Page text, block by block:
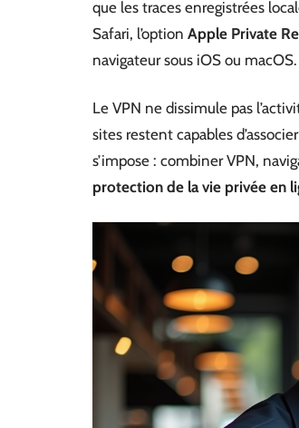
que les traces enregistrées
Safari, l’option Apple Private
navigateur sous iOS ou macOS.
Le VPN ne dissimule pas
sites restent capables
s’impose : combiner VPN,
protection de la vie privée en